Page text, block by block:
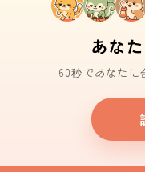
あな
60秒であなたに